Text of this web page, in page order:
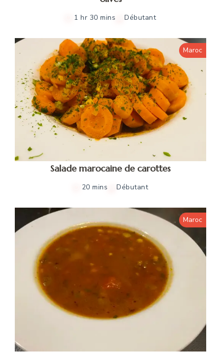
1 hr 30 mins Débutant
Maroc
Salade marocaine de carottes
20 mins Débutant
Maroc